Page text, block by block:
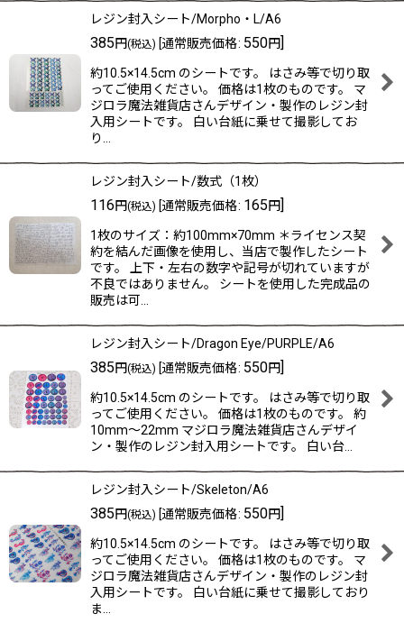
レジン封入シート/Morpho・L/A6
385円(税込) [通常販売価格: 550円]
約10.5×14.5cm のシートです。 はさみ等で切り取
ってご使用ください。 価格は1枚のものです。 マ
ジロラ魔法雑貨店さんデザイン・製作のレジン封
入用シートです。 白い台紙に乗せて撮影してお
り…
レジン封入シート/数式（1枚）
116円(税込) [通常販売価格: 165円]
1枚のサイズ：約100mm×70mm ＊ライセンス契
約を結んだ画像を使用し、当店で製作したシート
です。 上下・左右の数字や記号が切れていますが
不良ではありません。 シートを使用した完成品の
販売は可…
レジン封入シート/Dragon Eye/PURPLE/A6
385円(税込) [通常販売価格: 550円]
約10.5×14.5cm のシートです。 はさみ等で切り取
ってご使用ください。 価格は1枚のものです。 約
10mm〜22mm マジロラ魔法雑貨店さんデザイ
ン・製作のレジン封入用シートです。 白い台…
レジン封入シート/Skeleton/A6
385円(税込) [通常販売価格: 550円]
約10.5×14.5cm のシートです。 はさみ等で切り取
ってご使用ください。 価格は1枚のものです。 マ
ジロラ魔法雑貨店さんデザイン・製作のレジン封
入用シートです。 白い台紙に乗せて撮影しており
ま…